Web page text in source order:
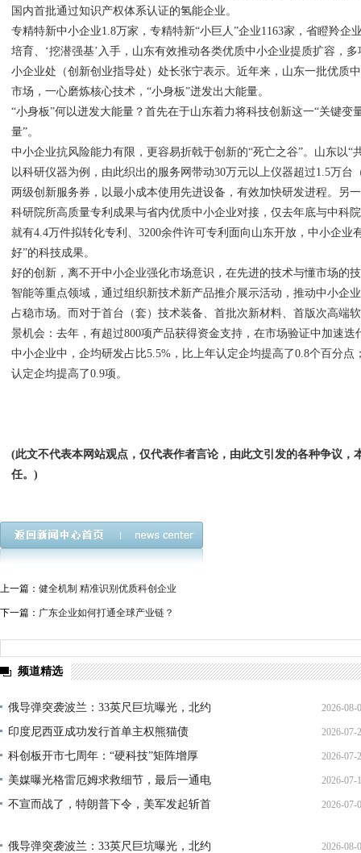
国内首批通过知识产权体系认证的氢能企业。
专精特新中小企业1.8万家，专精特新“小巨人”企业1163家，省瞪羚
培育、‘挖潜强基’入手，山东有效推动各类优质中小企业提质扩容，
小企业处（创新创业指导处）处长张宁表示。近年来，山东一批优质
市场，一心磨炼核心技术，“小身板”迸发出大能量。
“小身板”何以迸发大能量？首先在于山东着力将科技创新这一“关键变
量”。
中小企业抗风险能力有限，更容易折戟于创新的“死亡之谷”。山东以“
以科研仪器为例，由此织出的服务网带动30万元以上仪器超过1.5万台
两级创新服务券，以最小成本使用先进设备，有效加快研发进程。另
科研院所高质量专利成果与省内优质中小企业对接，仅去年底与中科
就有4.4万件拟转化专利、3200余件许可专利面向山东开放，中小企业
好”的科技成果。
好的创新，离不开中小企业强化市场意识，在先进的技术与懂市场的
智能等重点领域，通过组织新技术新产品推介展示活动，推动中小企
占稳市场。而对于首台（套）技术装备、首批次新材料、首版次高端
景机会：去年，有超过800项产品获得资金支持，在市场验证中加速
中小企业中，企均研发占比5.5%，比上年认定企均提高了0.8个百分
认定企均提高了0.9项。
(此文不代表本网站观点，仅代表作者言论，由此文引发的各种争议，
任。)
上一篇： 健全机制 精准识别优质科创企业
下一篇： 广东企业如何打通全球产业链？
频道精选
俄导弹突袭波兰：33英尺巨坑曝光，北约 2026-08-
印度尼西亚成功发行首单主权熊猫债 2026-07-
科创板开市七周年：“硬科技”矩阵增厚 2026-07-
美媒曝光格雷厄姆求救细节，最后一通电 2026-07-
不宣而战了，特朗普下令，美军发起斩首 2026-07-
俄导弹突袭波兰：33英尺巨坑曝光，北约 2026-08-